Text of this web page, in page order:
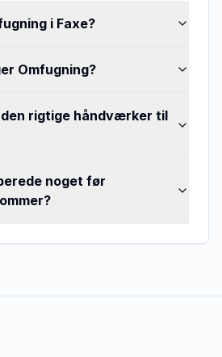
i Faxe?
Omfugning?
rigtige håndværker til
noget før